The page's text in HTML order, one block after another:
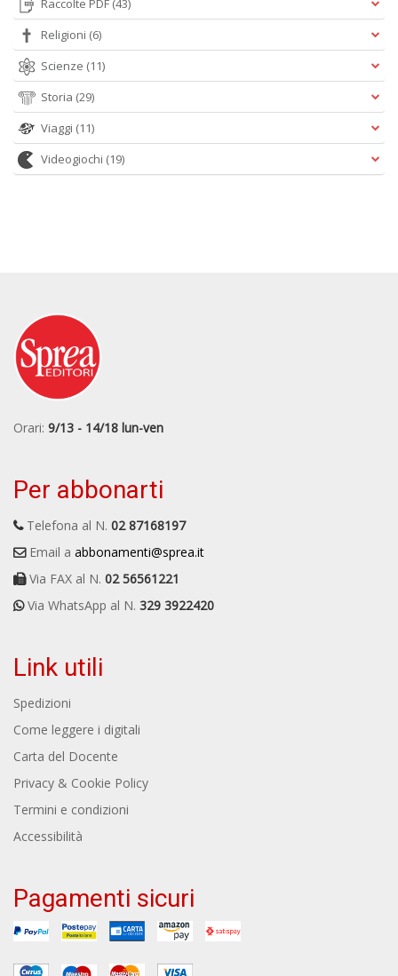
Raccolte PDF (43)
Religioni (6)
Scienze (11)
Storia (29)
Viaggi (11)
Videogiochi (19)
Orari: 9/13 - 14/18 lun-ven
Per abbonarti
Telefona al N. 02 87168197
Email a abbonamenti@sprea.it
Via FAX al N. 02 56561221
Via WhatsApp al N. 329 3922420
Link utili
Spedizioni
Come leggere i digitali
Carta del Docente
Privacy & Cookie Policy
Termini e condizioni
Accessibilità
Pagamenti sicuri